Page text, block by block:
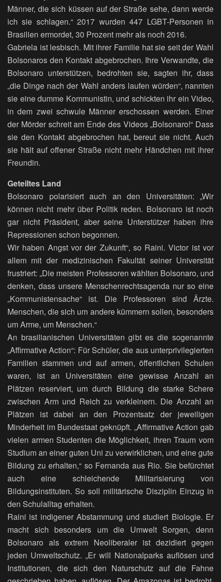
Männer, die sich küssen auf der Straße sehe, dann werde
ich sie schlagen.“ 2017 wurden 447 LGBT-Personen in
Brasilien ermordet, 30 Prozent mehr als noch 2016.
Gabriela ist lesbisch. Mit ihrer Familie hat sie seit der Wahl
Bolsonaros den Kontakt abgebrochen. Ihre Verwandte, die
Bolsonaro unterstützen, bedrohten sie, sagten ihr, dass
„die Dinge nach der Wahl anders laufen würden“, nannten
sie eine dumme Kommunistin, und schickten ihr ein Video,
in dem zwei schwule Männer erschossen werden. Einer
der Mörder schreit am Ende des Videos „Bolsonaro!“ Dass
sie den Kontakt abgebrochen hat, bereut sie nicht. Auch
sie hält auf offener Straße nicht mehr Händchen mit ihrer
Freundin.
Geteiltes Land
Bolsonaro polarisiert auch an den Universitäten: „Wir
können nicht mehr über Politik reden. Bolsonaro ist noch
gar nicht Präsident, aber seine Unterstützer haben ihre
Repressionen schon begonnen.
Wir haben Angst vor der Zukunft“, so Raini. Victor ist vor
allem mit der medizinischen Fakultät seiner Universität
frustriert: „Die meisten Professoren wählten Bolsonaro, und
denken, dass unsere Menschenrechtsagenda nur so eine
„Kommunistensache“ ist. Die Professoren sind Ärzte.
Menschen, die sich um andere kümmern sollen, besonders
um Arme, um Menschen.“
An brasilianischen Universitäten gibt es die sogenannte
„Affirmative Action“: Für Schüler, die aus unterprivilegierten
Familien stammen und auf armen, öffentlichen Schulen
waren, ist an Universitäten eine gewisse Anzahl an
Plätzen reserviert, um durch Bildung die starke Schere
zwischen Arm und Reich zu verkleinern. Die Anzahl an
Plätzen ist dabei an den Prozentsatz der jeweiligen
Minderheit im Bundestaat geknüpft. „Affirmative Action gab
vielen armen Studenten die Möglichkeit, ihren Traum vom
Studium an einer guten Uni zu verwirklichen, und eine gute
Bildung zu erhalten,“ so Fernanda aus Rio. Sie befürchtet
auch eine schleichende Militarisierung von
Bildungsinstituten. So soll militärische Disziplin Einzug in
den Schulalltag erhalten.
Raini ist indigener Abstammung und studiert Biologie. Er
macht sich besonders um die Umwelt Sorgen, denn
Bolsonaro als extrem Neoliberaler ist dezidiert gegen
jeden Umweltschutz. „Er will Nationalparks auflösen und
Institutionen, die sich den Naturschutz auf die Fahne